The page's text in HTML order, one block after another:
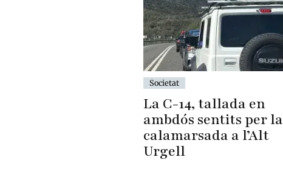
Societat
La C-14, tallada en
ambdós sentits per la
calamarsada a l’Alt
Urgell